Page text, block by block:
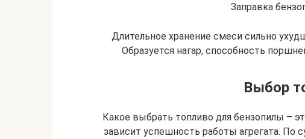
Заправка
Длительное хранение смеси сильно
Образуется нагар, способность
Выбор
Какое выбрать топливо для бензопилы –
зависит успешность работы агрегата.